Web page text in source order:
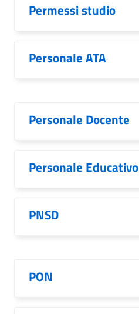
Permessi studio
Personale ATA
Personale Docente
Personale Educativo
PNSD
PON